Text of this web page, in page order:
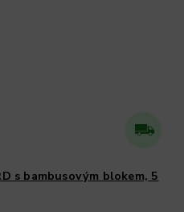
s bambusovým blokem, 5